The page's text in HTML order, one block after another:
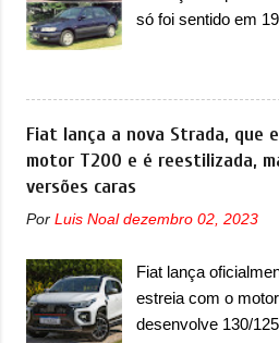
um pequeno
controle da bateria
realizada a
substituição do
(aquecimento,
A marca também
sobrecarga do
causar a perda de
atualização do
só foi sentido em
ao começar pelo
destacado deles
nosso mercado
certeza foi um
geração do
zero, apelidada de
arredondadas.
Volkswagen fazia
Fiat lança a nova Strada, que
motor T200 e é reestilizada,
versões caras
Por Luis Noal dezembro 02, 2023
Fiat lança
estreia com o
desenvolve 130/